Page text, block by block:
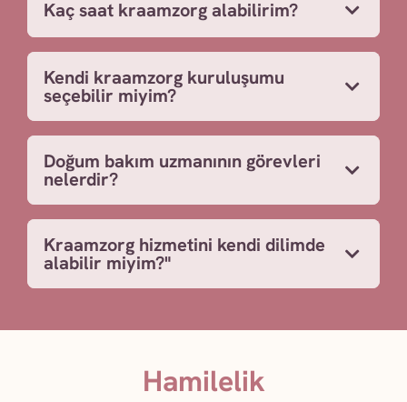
Kaç saat kraamzorg alabilirim?
Kendi kraamzorg kuruluşumu
seçebilir miyim?
Doğum bakım uzmanının görevleri
nelerdir?
Kraamzorg hizmetini kendi dilimde
alabilir miyim?"
Hamilelik